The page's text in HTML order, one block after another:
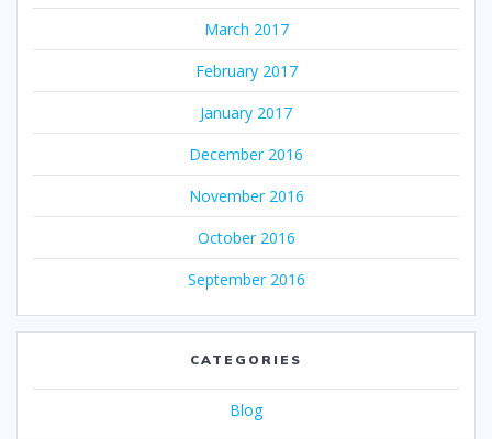
March 2017
February 2017
January 2017
December 2016
November 2016
October 2016
September 2016
CATEGORIES
Blog